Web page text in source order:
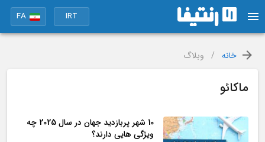
IRT
FA
خانه / وبلاگ
ماکائو
10 شهر پربازدید جهان در سال 2025 چه
ویژگی هایی دارند؟